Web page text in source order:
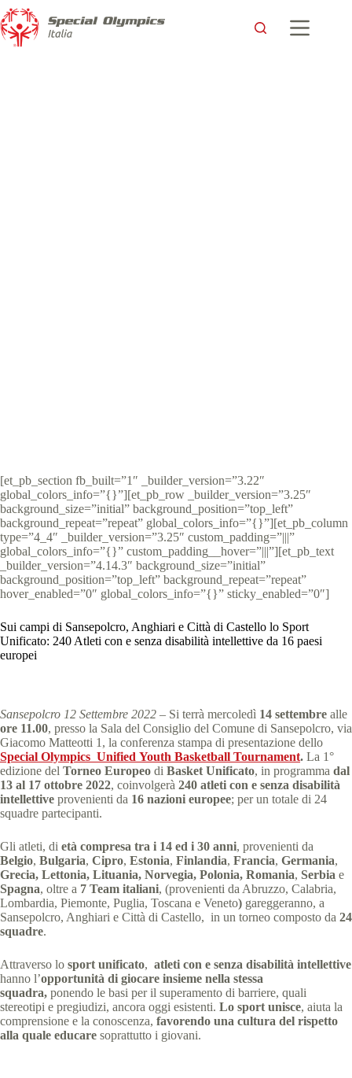
[et_pb_section fb_built=”1″ _builder_version=”3.22″
global_colors_info=”{}”][et_pb_row _builder_version=”3.25″
background_size=”initial” background_position=”top_left”
background_repeat=”repeat” global_colors_info=”{}”][et_pb_column
type=”4_4″ _builder_version=”3.25″ custom_padding=”|||”
global_colors_info=”{}” custom_padding__hover=”|||”][et_pb_text
_builder_version=”4.14.3″ background_size=”initial”
background_position=”top_left” background_repeat=”repeat”
hover_enabled=”0″ global_colors_info=”{}” sticky_enabled=”0″]
Sui campi di Sansepolcro, Anghiari e Città di Castello lo Sport
Unificato: 240 Atleti con e senza disabilità intellettive da 16 paesi
europei
Sansepolcro 12 Settembre 2022 – Si terrà mercoledì 14 settembre alle
ore 11.00, presso la Sala del Consiglio del Comune di Sansepolcro, via
Giacomo Matteotti 1, la conferenza stampa di presentazione dello
Special Olympics Unified Youth Basketball Tournament. La 1°
edizione del Torneo Europeo di Basket Unificato, in programma dal
13 al 17 ottobre 2022, coinvolgerà 240 atleti con e senza disabilità
intellettive provenienti da 16 nazioni europee; per un totale di 24
squadre partecipanti.
Gli atleti, di età compresa tra i 14 ed i 30 anni, provenienti da
Belgio, Bulgaria, Cipro, Estonia, Finlandia, Francia, Germania,
Grecia, Lettonia, Lituania, Norvegia, Polonia, Romania, Serbia e
Spagna, oltre a 7 Team italiani, (provenienti da Abruzzo, Calabria,
Lombardia, Piemonte, Puglia, Toscana e Veneto) gareggeranno, a
Sansepolcro, Anghiari e Città di Castello, in un torneo composto da 24
squadre.
Attraverso lo sport unificato, atleti con e senza disabilità intellettive
hanno l’opportunità di giocare insieme nella stessa
squadra, ponendo le basi per il superamento di barriere, quali
stereotipi e pregiudizi, ancora oggi esistenti. Lo sport unisce, aiuta la
comprensione e la conoscenza, favorendo una cultura del rispetto
alla quale educare soprattutto i giovani.